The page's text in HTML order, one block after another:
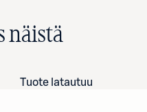
näistä
Tuote latautuu